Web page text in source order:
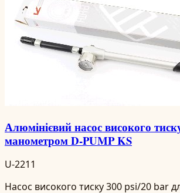
Алюмінієвий насос високого
манометром D-PUMP KS
U-2211
Насос високого тиску 300 psi/20 bar